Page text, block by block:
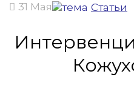
31 Мая Статьи